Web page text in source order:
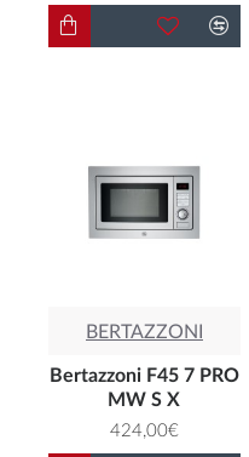
BERTAZZONI
Bertazzoni F45 7 PRO
MW S X
424,00€